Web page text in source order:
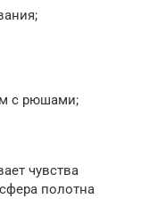
с рюшами;
чувства
полотна